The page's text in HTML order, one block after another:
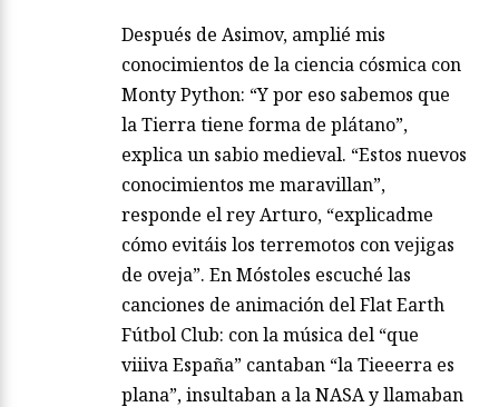
Después de Asimov, amplié mis
conocimientos de la ciencia cósmica con
Monty Python: “Y por eso sabemos que
la Tierra tiene forma de plátano”,
explica un sabio medieval. “Estos nuevos
conocimientos me maravillan”,
responde el rey Arturo, “explicadme
cómo evitáis los terremotos con vejigas
de oveja”. En Móstoles escuché las
canciones de animación del Flat Earth
Fútbol Club: con la música del “que
viiiva España” cantaban “la Tieeerra es
plana”, insultaban a la NASA y llamaban